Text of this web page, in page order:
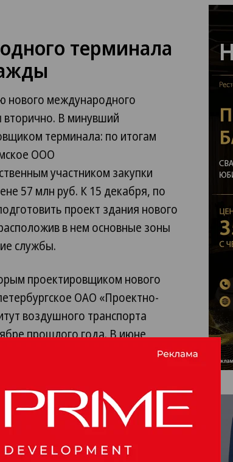
терминала
нового международного
В минувший
терминала: по итогам
ООО
участником закупки
57 млн руб. К 15 декабря, по
проект здания нового
в нем основные зоны
службы.
проектировщиком нового
ОАО «Проектно-
воздушного транспорта
прошлого года. В июне
проект строительства
«подгонять» проект под
сначала заказали
в шестикилометровом
а затем переиграли, решив
терминалов.